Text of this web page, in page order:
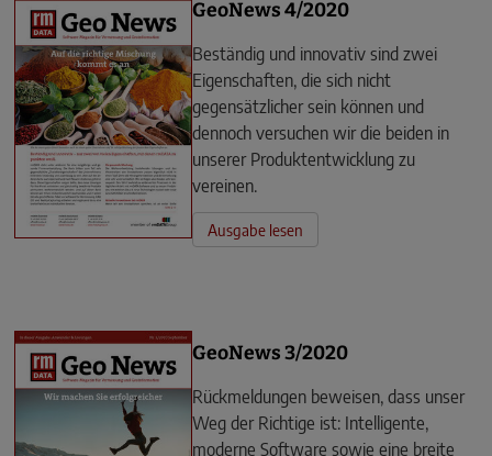
GeoNews 4/2020
Beständig und innovativ sind zwei
Eigenschaften, die sich nicht
gegensätzlicher sein können und
dennoch versuchen wir die beiden in
unserer Produktentwicklung zu
vereinen.
Ausgabe lesen
GeoNews 3/2020
Rückmeldungen beweisen, dass unser
Weg der Richtige ist: Intelligente,
moderne Software sowie eine breite